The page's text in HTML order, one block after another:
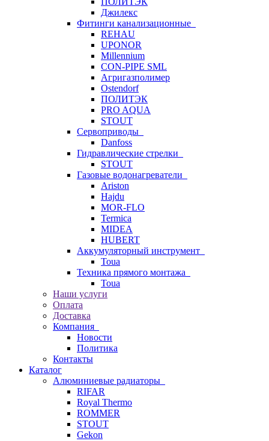
Джилекс
Фитинги канализационные
REHAU
UPONOR
Millennium
CON-PIPE SML
Агригазполимер
Ostendorf
ПОЛИТЭК
PRO AQUA
STOUT
Сервоприводы
Danfoss
Гидравлические стрелки
STOUT
Газовые водонагреватели
Ariston
Hajdu
MOR-FLO
Termica
MIDEA
HUBERT
Аккумуляторный инструмент
Toua
Техника прямого монтажа
Toua
Наши услуги
Оплата
Доставка
Компания
Новости
Политика
Контакты
Каталог
Алюминиевые радиаторы
RIFAR
Royal Thermo
ROMMER
STOUT
Gekon